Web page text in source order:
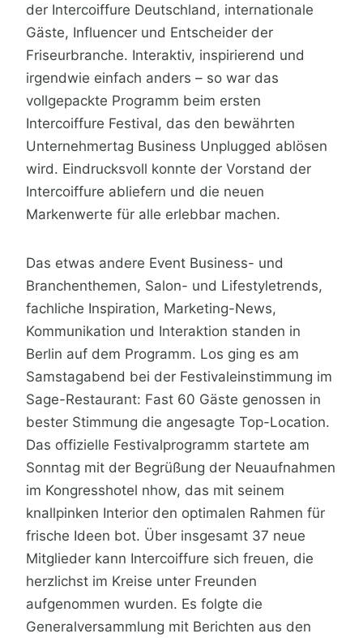
der Intercoiffure Deutschland, internationale
Gäste, Influencer und Entscheider der
Friseurbranche. Interaktiv, inspirierend und
irgendwie einfach anders – so war das
vollgepackte Programm beim ersten
Intercoiffure Festival, das den bewährten
Unternehmertag Business Unplugged ablösen
wird. Eindrucksvoll konnte der Vorstand der
Intercoiffure abliefern und die neuen
Markenwerte für alle erlebbar machen.
Das etwas andere Event Business- und
Branchenthemen, Salon- und Lifestyletrends,
fachliche Inspiration, Marketing-News,
Kommunikation und Interaktion standen in
Berlin auf dem Programm. Los ging es am
Samstagabend bei der Festivaleinstimmung im
Sage-Restaurant: Fast 60 Gäste genossen in
bester Stimmung die angesagte Top-Location.
Das offizielle Festivalprogramm startete am
Sonntag mit der Begrüßung der Neuaufnahmen
im Kongresshotel nhow, das mit seinem
knallpinken Interior den optimalen Rahmen für
frische Ideen bot. Über insgesamt 37 neue
Mitglieder kann Intercoiffure sich freuen, die
herzlichst im Kreise unter Freunden
aufgenommen wurden. Es folgte die
Generalversammlung mit Berichten aus den